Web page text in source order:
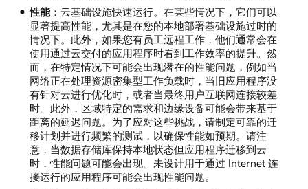
性能：云基础设施快速运行。在某些情况下，它们可以
显著提高性能，尤其是在您的本地部署基础设施过时的
情况下。此外，如果您有员工远程工作，他们通常会在
使用通过云交付的应用程序时看到工作效率的提升。然
而，在特定情况下可能会出现潜在的性能问题，例如当
网络正在处理资源密集型工作负载时，当旧应用程序没
有针对云进行优化时，或者当最终用户互联网连接较差
时。此外，区域特定的需求和边缘设备可能会带来基于
距离的延迟问题。为了应对这些挑战，请制定可靠的迁
移计划并进行频繁的测试，以确保性能如预期。请注
意，当数据存储库保持本地状态但应用程序迁移到云
时，性能问题可能会出现。未设计用于通过 Internet 连
接运行的应用程序可能会出现性能问题。